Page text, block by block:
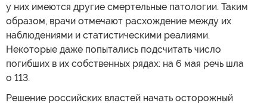
у них имеются другие смертельные патологии. Таким
образом, врачи отмечают расхождение между их
наблюдениями и статистическими реалиями.
Некоторые даже попытались подсчитать число
погибших в их собственных рядах: на 6 мая речь шла
о 113.
Решение российских властей начать осторожный